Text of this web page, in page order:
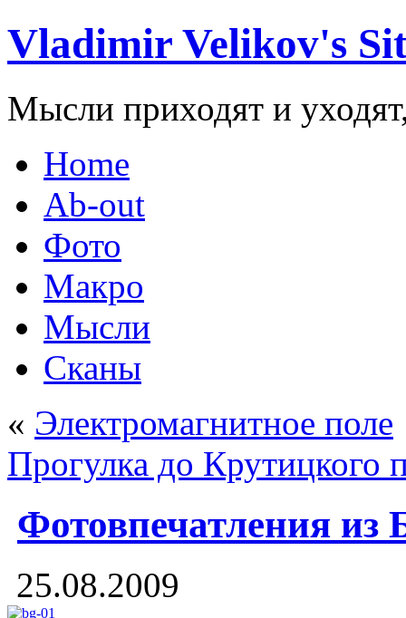
Vladimir Velikov's
Мысли приходят и
Home
Ab-out
Фото
Макро
Мысли
Сканы
« Электромагнитное поле
Прогулка до Крутицкого
Фотовпечатления из
25.08.2009